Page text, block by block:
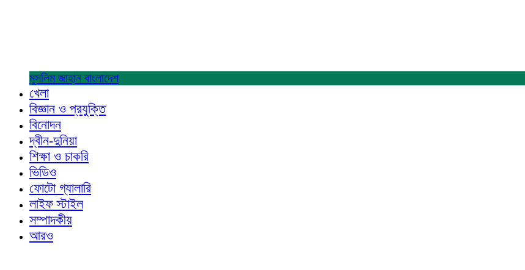
মুসলিম জাহান বাংলাদেশ
খেলা
বিজ্ঞান ও প্রযুক্তি
বিনোদন
দ্বীন-দুনিয়া
শিক্ষা ও চাকরি
ভিডিও
ফোটো গ্যালারি
লাইফ স্টাইল
সম্পাদকীয়
আরও